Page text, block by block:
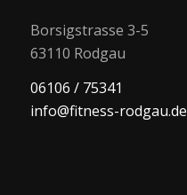
Borsigstrasse 3-5
63110 Rodgau
06106 / 75341
info@fitness-rodgau.de